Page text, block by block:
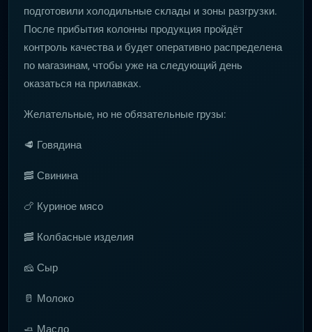
подготовили холодильные склады и зоны разгрузки.
После прибытия колонны продукция пройдёт
контроль качества и будет оперативно распределена
по магазинам, чтобы уже на следующий день
оказаться на прилавках.
Желательные, но не обязательные грузы:
🥩 Говядина
🥓 Свинина
🍗 Куриное мясо
🥓 Колбасные изделия
🧀 Сыр
🥛 Молоко
🧈 Масло